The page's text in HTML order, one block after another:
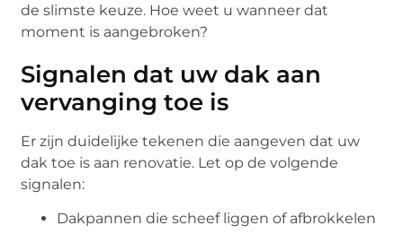
de slimste keuze. Hoe weet u wanneer dat
moment is aangebroken?
Signalen dat uw dak aan
vervanging toe is
Er zijn duidelijke tekenen die aangeven dat uw
dak toe is aan renovatie. Let op de volgende
signalen:
Dakpannen die scheef liggen of afbrokkelen